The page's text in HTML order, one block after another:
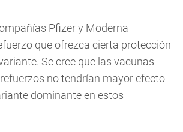
Pfizer y Moderna
que ofrezca cierta protección
Se cree que las vacunas
no tendrían mayor efecto
dominante en estos